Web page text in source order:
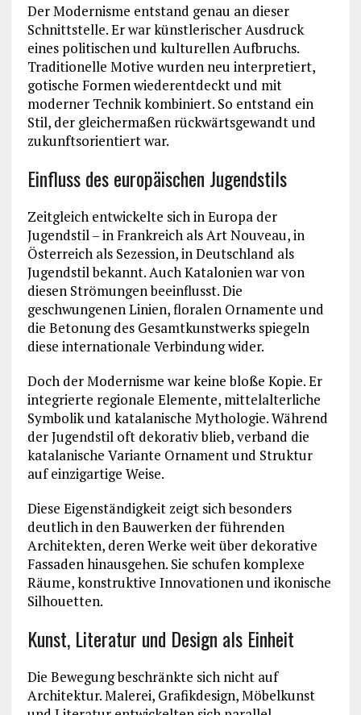
Der Modernisme entstand genau an dieser
Schnittstelle. Er war künstlerischer Ausdruck
eines politischen und kulturellen Aufbruchs.
Traditionelle Motive wurden neu interpretiert,
gotische Formen wiederentdeckt und mit
moderner Technik kombiniert. So entstand ein
Stil, der gleichermaßen rückwärtsgewandt und
zukunftsorientiert war.
Einfluss des europäischen Jugendstils
Zeitgleich entwickelte sich in Europa der
Jugendstil – in Frankreich als Art Nouveau, in
Österreich als Sezession, in Deutschland als
Jugendstil bekannt. Auch Katalonien war von
diesen Strömungen beeinflusst. Die
geschwungenen Linien, floralen Ornamente und
die Betonung des Gesamtkunstwerks spiegeln
diese internationale Verbindung wider.
Doch der Modernisme war keine bloße Kopie. Er
integrierte regionale Elemente, mittelalterliche
Symbolik und katalanische Mythologie. Während
der Jugendstil oft dekorativ blieb, verband die
katalanische Variante Ornament und Struktur
auf einzigartige Weise.
Diese Eigenständigkeit zeigt sich besonders
deutlich in den Bauwerken der führenden
Architekten, deren Werke weit über dekorative
Fassaden hinausgehen. Sie schufen komplexe
Räume, konstruktive Innovationen und ikonische
Silhouetten.
Kunst, Literatur und Design als Einheit
Die Bewegung beschränkte sich nicht auf
Architektur. Malerei, Grafikdesign, Möbelkunst